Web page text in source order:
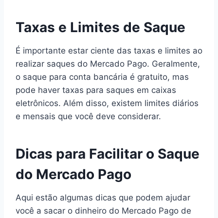
Taxas e Limites de Saque
É importante estar ciente das taxas e limites ao
realizar saques do Mercado Pago. Geralmente,
o saque para conta bancária é gratuito, mas
pode haver taxas para saques em caixas
eletrônicos. Além disso, existem limites diários
e mensais que você deve considerar.
Dicas para Facilitar o Saque
do Mercado Pago
Aqui estão algumas dicas que podem ajudar
você a sacar o dinheiro do Mercado Pago de